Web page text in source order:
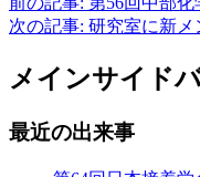
次の記事: 研究室に新メ
メインサイド
最近の出来事